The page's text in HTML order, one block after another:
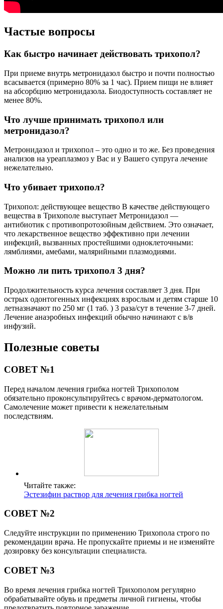
Частые вопросы
Как быстро начинает действовать трихопол?
При приеме внутрь метронидазол быстро и почти полностью
всасывается (примерно 80% за 1 час). Прием пищи не влияет
на абсорбцию метронидазола. Биодоступность составляет не
менее 80%.
Что лучше принимать трихопол или
метронидазол?
Метронидазол и трихопол – это одно и то же. Без проведения
анализов на уреаплазмоз у Вас и у Вашего супруга лечение
нежелательно.
Что убивает трихопол?
Трихопол: действующее вещество В качестве действующего
вещества в Трихополе выступает Метронидазол —
антибиотик с противопротозойным действием. Это означает,
что лекарственное вещество эффективно при лечении
инфекций, вызванных простейшими одноклеточными:
лямблиями, амебами, малярийными плазмодиями.
Можно ли пить трихопол 3 дня?
Продолжительность курса лечения составляет 3 дня. При
острых одонтогенных инфекциях взрослым и детям старше 10
летназначают по 250 мг (1 таб. ) 3 раза/сут в течение 3-7 дней.
Лечение анаэробных инфекций обычно начинают с в/в
инфузий.
Полезные советы
СОВЕТ №1
Перед началом лечения грибка ногтей Трихополом
обязательно проконсультируйтесь с врачом-дерматологом.
Самолечение может привести к нежелательным
последствиям.
Читайте также:
Эстезифин раствор для лечения грибка ногтей
СОВЕТ №2
Следуйте инструкции по применению Трихопола строго по
рекомендации врача. Не пропускайте приемы и не изменяйте
дозировку без консультации специалиста.
СОВЕТ №3
Во время лечения грибка ногтей Трихополом регулярно
обрабатывайте обувь и предметы личной гигиены, чтобы